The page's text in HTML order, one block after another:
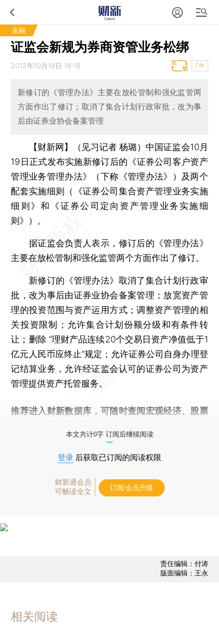
金融
证监会新规为券商资管业务松绑
2012年10月19日 18:18 T中
新修订的《管理办法》主要在放松管制和强化监管两
方面作出了修订；取消了集合计划行政审批，改为事
后由证券业协会备案管理
【财新网】（见习记者 杨璐） 中国证监会10月
19日正式发布实施新修订后的《证券公司客户资产
管理业务管理办法》（下称《管理办法》）及两个
配套实施细则（《证券公司集合资产管理业务实施
细则》和《证券公司定向资产管理业务实施细
则》）。
据证监会负责人表示，修订后的《管理办法》
主要在放松管制和强化监管两个方面作出了修订。
新修订的《管理办法》取消了集合计划行政审
批，改为事后由证券业协会备案管理；放宽资产管
理的投资范围与资产运用方式；调整资产管理的相
关投资限制；允许集合计划份额分级和有条件转
让；删除 “理财产品连续20个交易日资产净值低于1
亿元人民币应终止”规定；允许证券公司自身办理登
记结算业务，允许经证监会认可的证券公司为资产
管理提供资产托管服务。
推荐进入 财新数据库 ，可随时查阅宏观经济、股票
本文共计0字 订阅后继续阅读
登录 后获取已订阅的阅读权限
财新通会员
可畅读全文
订阅/会员升级
责任编辑：付涛
版面编辑：王永
相关阅读